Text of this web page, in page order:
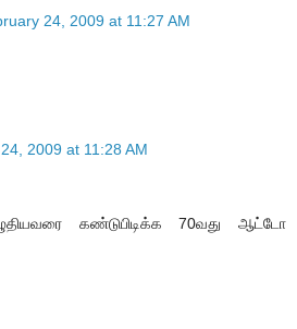
24, 2009 at 11:27 AM
2009 at 11:28 AM
கண்டுபிடிக்க 70வது ஆட்டோ